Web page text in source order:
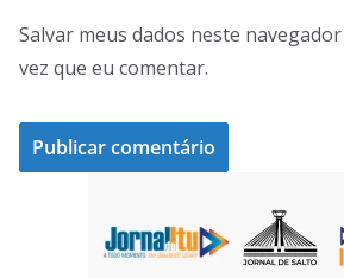
Salvar meus dados neste
vez que eu comentar.